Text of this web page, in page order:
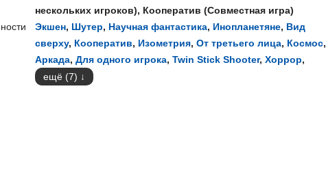
нескольких игроков), Кооператив (Совместная игра)
Экшен, Шутер, Научная фантастика, Инопланетяне, Вид
сверху, Кооператив, Изометрия, От третьего лица, Космос,
Аркада, Для одного игрока, Twin Stick Shooter, Хоррор,
ещё (7)